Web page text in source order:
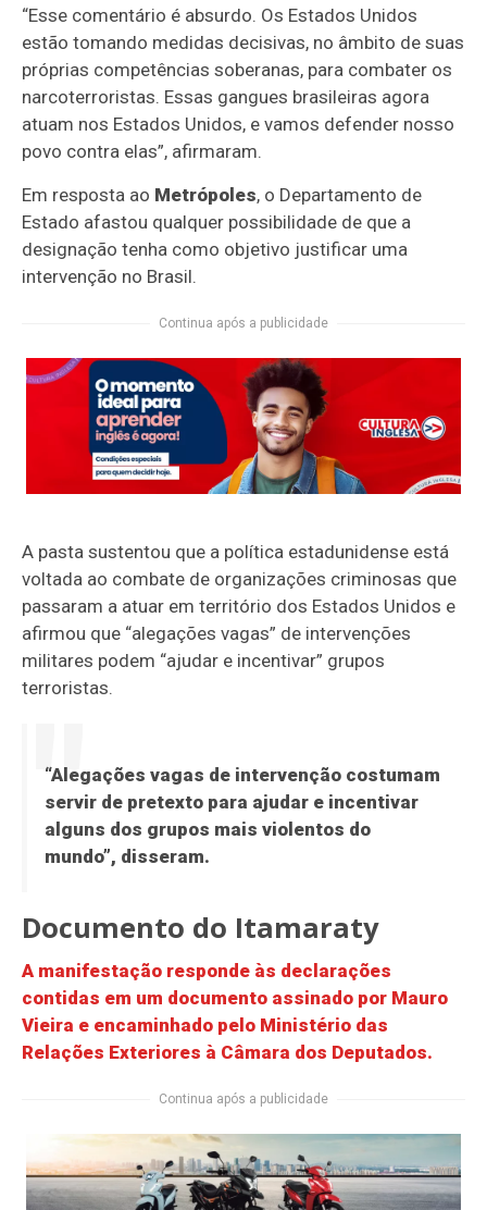
“Esse comentário é absurdo. Os Estados Unidos
estão tomando medidas decisivas, no âmbito de suas
próprias competências soberanas, para combater os
narcoterroristas. Essas gangues brasileiras agora
atuam nos Estados Unidos, e vamos defender nosso
povo contra elas”, afirmaram.
Em resposta ao Metrópoles, o Departamento de
Estado afastou qualquer possibilidade de que a
designação tenha como objetivo justificar uma
intervenção no Brasil.
Continua após a publicidade
A pasta sustentou que a política estadunidense está
voltada ao combate de organizações criminosas que
passaram a atuar em território dos Estados Unidos e
afirmou que “alegações vagas” de intervenções
militares podem “ajudar e incentivar” grupos
terroristas.
“Alegações vagas de intervenção costumam
servir de pretexto para ajudar e incentivar
alguns dos grupos mais violentos do
mundo”, disseram.
Documento do Itamaraty
A manifestação responde às declarações
contidas em um documento assinado por Mauro
Vieira e encaminhado pelo Ministério das
Relações Exteriores à Câmara dos Deputados.
Continua após a publicidade